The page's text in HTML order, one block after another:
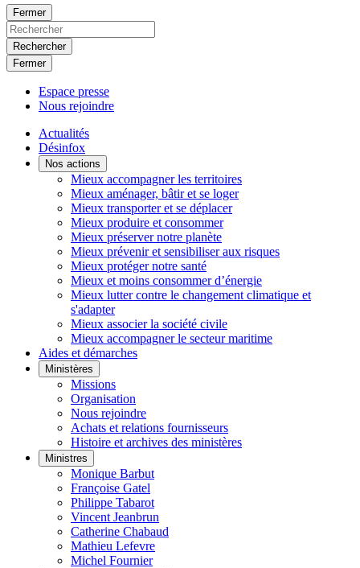
Fermer
Rechercher
Fermer
Espace presse
Nous rejoindre
Actualités
Désinfox
Nos actions
Mieux accompagner les territoires
Mieux aménager, bâtir et se loger
Mieux transporter et se déplacer
Mieux produire et consommer
Mieux préserver notre planète
Mieux prévenir et sensibiliser aux risques
Mieux protéger notre santé
Mieux et moins consommer d’énergie
Mieux lutter contre le changement climatique et
s'adapter
Mieux associer la société civile
Mieux accompagner le secteur maritime
Aides et démarches
Ministères
Missions
Organisation
Nous rejoindre
Achats et relations fournisseurs
Histoire et archives des ministères
Ministres
Monique Barbut
Françoise Gatel
Philippe Tabarot
Vincent Jeanbrun
Catherine Chabaud
Mathieu Lefevre
Michel Fournier